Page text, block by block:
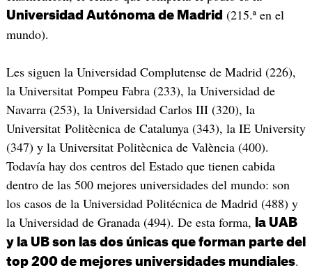
Universidad Autónoma de Madrid (215.ª en el
mundo).
Les siguen la Universidad Complutense de Madrid (226),
la Universitat Pompeu Fabra (233), la Universidad de
Navarra (253), la Universidad Carlos III (320), la
Universitat Politècnica de Catalunya (343), la IE University
(347) y la Universitat Politècnica de València (400).
Todavía hay dos centros del Estado que tienen cabida
dentro de las 500 mejores universidades del mundo: son
los casos de la Universidad Politécnica de Madrid (488) y
la Universidad de Granada (494). De esta forma,
la UAB
y la UB son las dos únicas que forman parte del
top 200 de mejores universidades mundiales.